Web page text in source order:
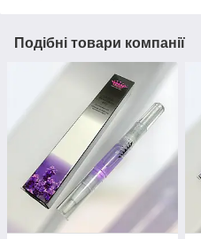
Подібні товари компанії